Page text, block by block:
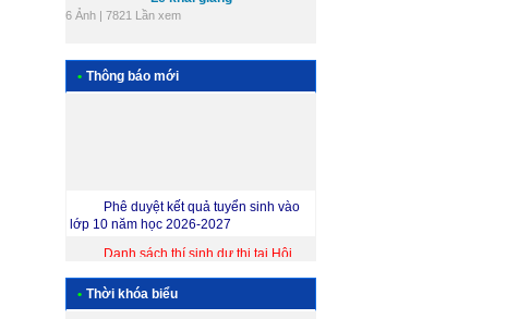
6 Ảnh | 7821 Lần xem
9 Ảnh | 9636 Lần xem
+ Xem tất cả
• Thông báo mới
Phê duyệt kết quả tuyển sinh vào
lớp 10 năm học 2026-2027
Danh sách thí sinh dự thi tại Hội
Thông báo về việc triển khai học
quy chế, nhận thẻ dự thi,nộp lệ phí thi Kỳ
• Thời khóa biểu